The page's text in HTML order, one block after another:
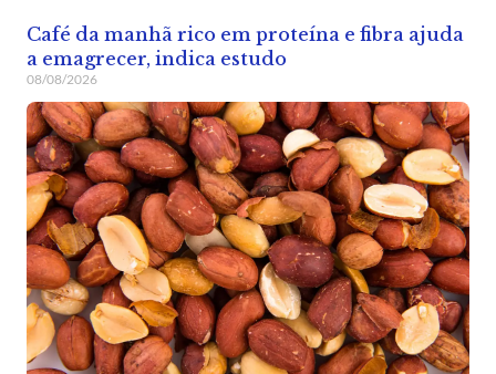
Café da manhã rico em proteína e fibra ajuda
a emagrecer, indica estudo
08/08/2026